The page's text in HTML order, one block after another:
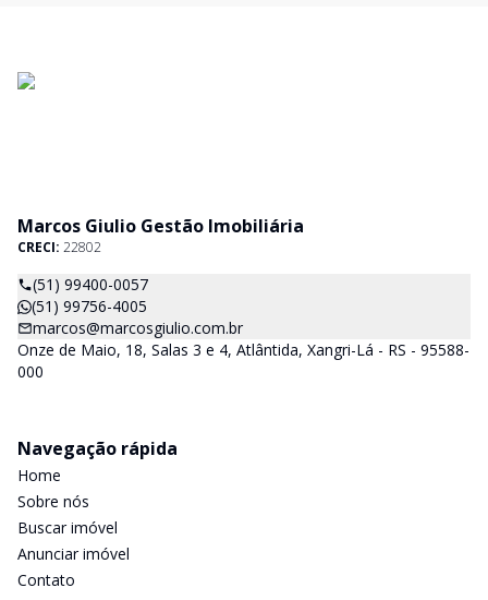
Marcos Giulio Gestão Imobiliária
CRECI: 22802
(51) 99400-0057
(51) 99756-4005
marcos@marcosgiulio.com.br
Onze de Maio, 18, Salas 3 e 4, Atlântida, Xangri-Lá - RS - 95588-
000
Navegação rápida
Home
Sobre nós
Buscar imóvel
Anunciar imóvel
Contato